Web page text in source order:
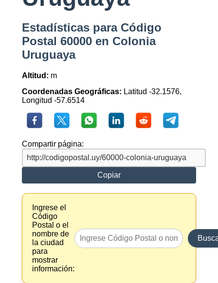
Estadísticas para Código
Postal 60000 en Colonia
Uruguaya
Altitud: m
Coordenadas Geográficas: Latitud -32.1576,
Longitud -57.6514
Compartir página:
Copiar
Ingrese el
Código
Postal o el
nombre de
la ciudad
para
mostrar
información: